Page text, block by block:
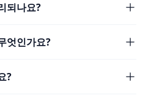
되나요?
엇인가요?
?